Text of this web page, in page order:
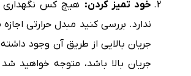
خود تمیز کردن: هیچ کس نگهداری
ندارد. بررسی کنید مبدل حرارتی
جریان بالایی از طریق آن وجود
جریان بالا باشد، متوجه خواهید